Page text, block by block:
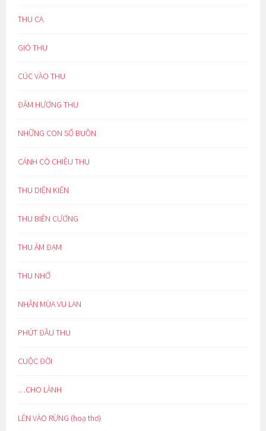
THU CA
GIÓ THU
CÚC VÀO THU
ĐẬM HƯƠNG THU
NHỮNG CON SỐ BUỒN
CÁNH CÒ CHIỀU THU
THU DIỆN KIẾN
THU BIÊN CƯƠNG
THU ẢM ĐẠM
THU NHỚ
NHÂN MÙA VU LAN
PHÚT ĐẦU THU
CUỘC ĐỜI
…CHO LÀNH
LẺN VÀO RỪNG (hoạ thơ)